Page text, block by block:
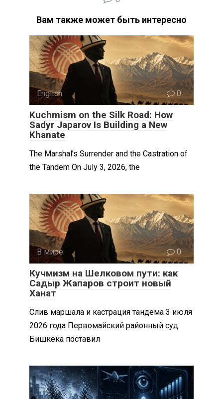
Вам также может быть интересно
English 0
Kuchmism on the Silk Road: How
Sadyr Japarov Is Building a New
Khanate
The Marshal’s Surrender and the Castration of
the Tandem On July 3, 2026, the
В мире 0
Кучмизм на Шелковом пути: как
Садыр Жапаров строит новый
Ханат
Слив маршала и кастрация тандема 3 июля
2026 года Первомайский районный суд
Бишкека поставил